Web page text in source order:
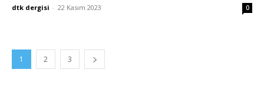
dtk dergisi - 22 Kasım 2023 0
1 2 3